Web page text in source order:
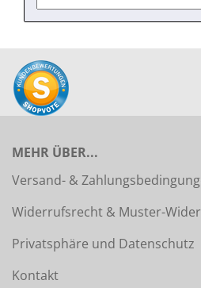
MEHR ÜBER...
Versand- &
Widerrufsrecht & Muster-
Privatsphäre und Datenschutz
Kontakt